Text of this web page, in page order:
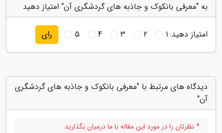
به "معرفی بانکوک و جاذبه های گردشگری آن" امتیاز دهید
امتیاز دهید:1
2
3
4
5 رای
دیدگاه های مرتبط با "معرفی بانکوک و جاذبه های گردشگری
آن"
* نظرتان را در مورد این مقاله با ما درمیان بگذارید